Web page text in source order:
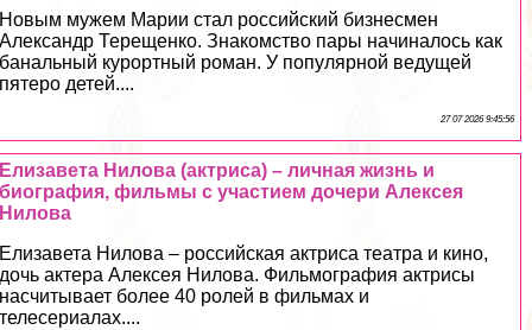
Новым мужем Марии стал российский бизнесмен
Александр Терещенко. Знакомство пары начиналось как
бaнaльный курортный роман. У популярной ведущей
пятеро детей....
27 07 2026 9:45:56
Елизавета Нилова (актриса) – личная жизнь и
биография, фильмы с участием дочери Алексея
Нилова
Елизавета Нилова – российская актриса театра и кино,
дочь актера Алексея Нилова. Фильмография актрисы
насчитывает более 40 ролей в фильмах и
телесериалах....